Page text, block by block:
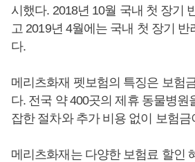
시했다. 2018년 10월 국내 첫 장기
고 2019년 4월에는 국내 첫 장기
다.
메리츠화재 펫보험의 특징은 보험
다. 전국 약 400곳의 제휴 동물병원
잡한 절차와 추가 비용 없이 보험
메리츠화재는 다양한 보험료 할인